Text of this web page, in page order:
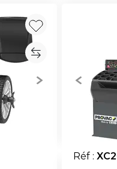
Réf :